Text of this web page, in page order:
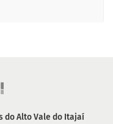
do Alto Vale do Itajaí